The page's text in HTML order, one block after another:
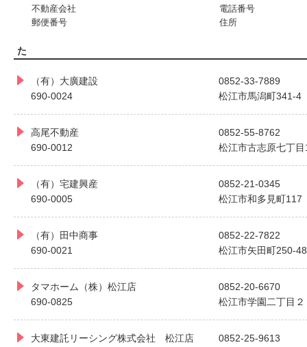
不動産会社
電話番号
郵便番号
住所
た
（有）大廣建設
0852-33-7889
690-0024
松江市馬潟町341-4
高尾不動産
0852-55-8762
690-0012
松江市古志原七丁
（有）宅建興産
0852-21-0345
690-0005
松江市和多見町117
（有）田中商事
0852-22-7822
690-0021
松江市矢田町250-48
タマホーム（株）松江店
0852-20-6670
690-0825
松江市学園二丁目
大東建託リーシング株式会社 松江店 0852-25-9613